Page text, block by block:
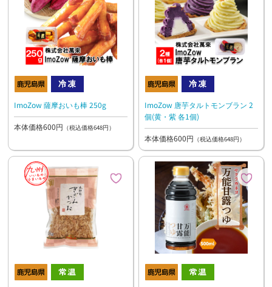
ImoZow 薩摩おいも棒 250g
本体価格600円 （税込価格648円）
ImoZow 唐芋タルトモンブラン 2
個(黄・紫 各1個)
本体価格600円 （税込価格648円）